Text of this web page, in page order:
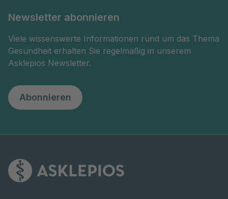
Newsletter abonnieren
Viele wissenswerte Informationen rund um das Thema
Gesundheit erhalten Sie regelmäßig in unserem
Asklepios Newsletter.
Abonnieren